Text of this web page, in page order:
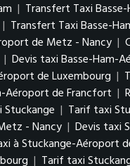
| Transfert Taxi Basse-
| Transfert Taxi Basse-
de Metz - Nancy |
| Devis taxi Basse-Ham-
de Luxembourg |
Aéroport de Francfort |
Stuckange | Tarif taxi
- Nancy | Devis taxi
à Stuckange-Aéroport
| Tarif taxi